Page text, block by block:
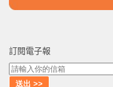
訂閱電子報